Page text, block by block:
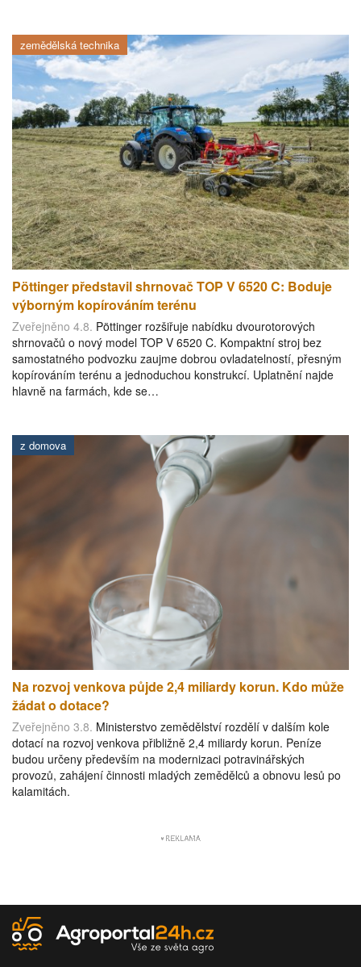
zemědělská technika
Pöttinger představil shrnovač TOP V 6520 C: Boduje
výborným kopírováním terénu
Zveřejněno 4.8. Pöttinger rozšiřuje nabídku dvourotorových
shrnovačů o nový model TOP V 6520 C. Kompaktní stroj bez
samostatného podvozku zaujme dobrou ovladatelností, přesným
kopírováním terénu a jednoduchou konstrukcí. Uplatnění najde
hlavně na farmách, kde se…
z domova
Na rozvoj venkova půjde 2,4 miliardy korun. Kdo může
žádat o dotace?
Zveřejněno 3.8. Ministerstvo zemědělství rozdělí v dalším kole
dotací na rozvoj venkova přibližně 2,4 miliardy korun. Peníze
budou určeny především na modernizaci potravinářských
provozů, zahájení činnosti mladých zemědělců a obnovu lesů po
kalamitách.